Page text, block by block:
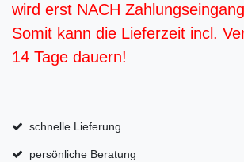
wird erst NACH
Somit kann die Lieferzeit incl.
14 Tage dauern!
schnelle Lieferung
persönliche Beratung